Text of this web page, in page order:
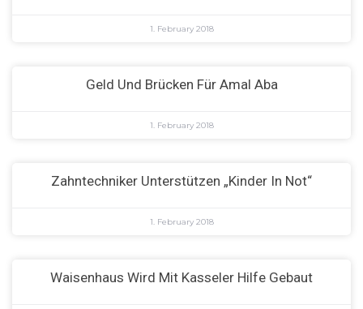
1. February 2018
Geld Und Brücken Für Amal Aba
1. February 2018
Zahntechniker Unterstützen „Kinder In Not“
1. February 2018
Waisenhaus Wird Mit Kasseler Hilfe Gebaut